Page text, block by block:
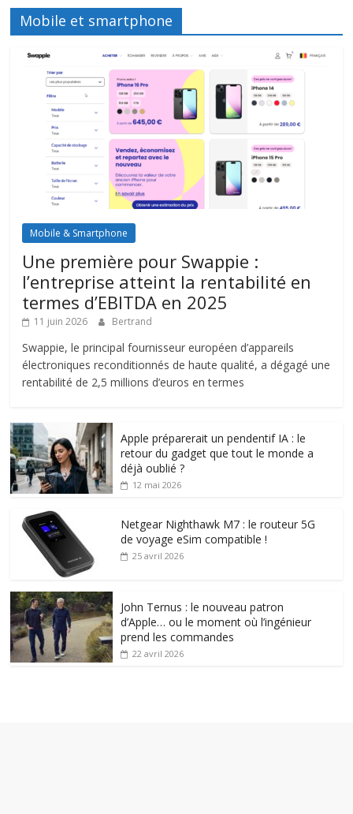
Mobile et smartphone
Mobile & Smartphone
Une première pour Swappie :
l’entreprise atteint la rentabilité en
termes d’EBITDA en 2025
11 juin 2026 Bertrand
Swappie, le principal fournisseur européen d’appareils
électroniques reconditionnés de haute qualité, a dégagé une
rentabilité de 2,5 millions d’euros en termes
Apple préparerait un pendentif IA : le
retour du gadget que tout le monde a
déjà oublié ?
12 mai 2026
Netgear Nighthawk M7 : le routeur 5G
de voyage eSim compatible !
25 avril 2026
John Ternus : le nouveau patron
d’Apple… ou le moment où l’ingénieur
prend les commandes
22 avril 2026